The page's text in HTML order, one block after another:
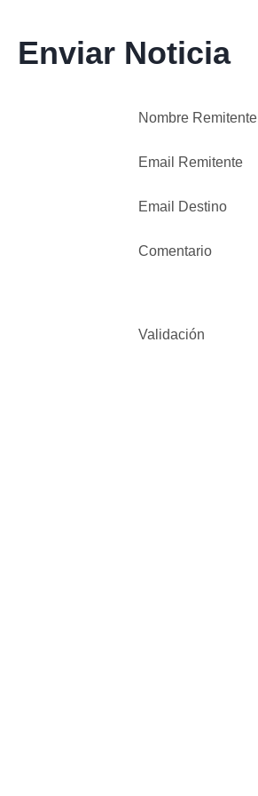
Enviar Noticia
Nombre Remitente
Email Remitente
Email Destino
Comentario
Validación